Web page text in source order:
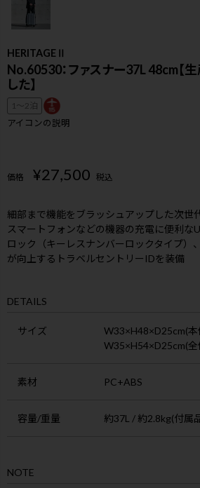
HERITAGEⅡ
No.60530：ファスナー37L 48cm【
した】
1〜2泊
アイコンの説明
価格 ¥27,500 税込
細部まで機能をブラッシュアップした次世
スマートフォンなどの機器の充電に便利な
ロック（キーレスナンバーロックタイプ）
が向上するトラベルセントリーIDを装備
DETAILS
サイズ
W33×H48×D25cm(本
W35×H54×D25cm(全
素材 PC+ABS
容量/重量 約37L / 約2.8kg(付属
NOTE